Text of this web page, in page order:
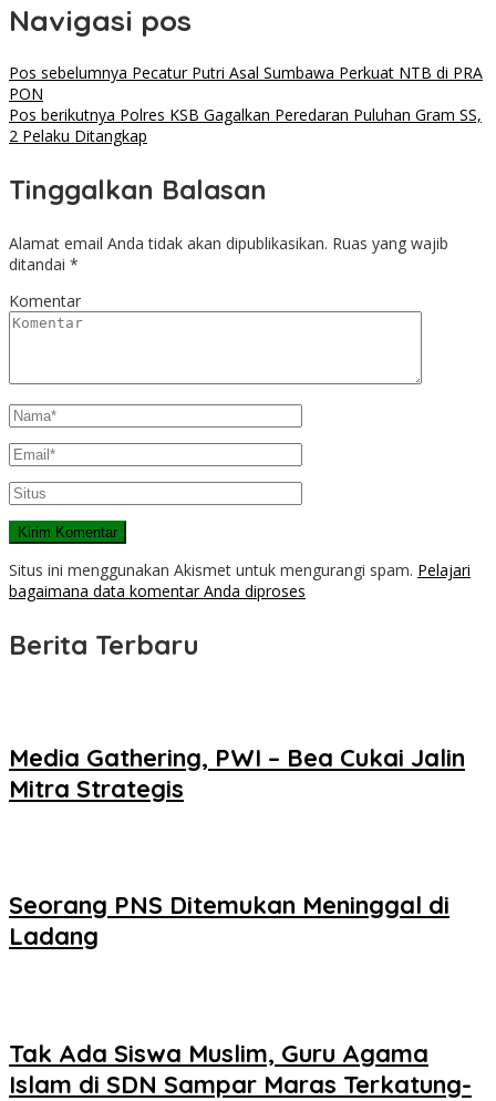
Navigasi pos
Pos sebelumnya Pecatur Putri Asal Sumbawa Perkuat NTB di PRA
PON
Pos berikutnya Polres KSB Gagalkan Peredaran Puluhan Gram SS,
2 Pelaku Ditangkap
Tinggalkan Balasan
Alamat email Anda tidak akan dipublikasikan. Ruas yang wajib
ditandai *
Komentar
Situs ini menggunakan Akismet untuk mengurangi spam. Pelajari
bagaimana data komentar Anda diproses
Berita Terbaru
Media Gathering, PWI – Bea Cukai Jalin
Mitra Strategis
Seorang PNS Ditemukan Meninggal di
Ladang
Tak Ada Siswa Muslim, Guru Agama
Islam di SDN Sampar Maras Terkatung-